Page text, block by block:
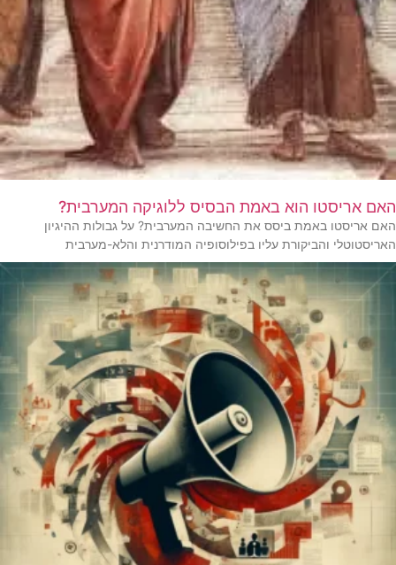
האם אריסטו הוא באמת הבסיס ללוגיקה המערבית?
האם אריסטו באמת ביסס את החשיבה המערבית? על גבולות ההיגיון
האריסטוטלי והביקורת עליו בפילוסופיה המודרנית והלא-מערבית